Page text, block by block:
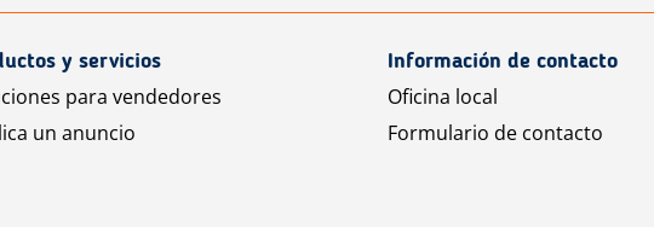
y servicios
para vendedores
un anuncio
Información de contacto
Oficina local
Formulario de contacto